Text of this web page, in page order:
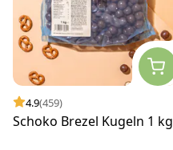
4.9(459)
Schoko Brezel Kugeln 1 kg